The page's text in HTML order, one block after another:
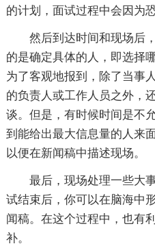
的计划，面试过程中会因为
然后到达时间和现场后
的是确定具体的人，即选择
为了客观地报到，除了当事
的负责人或工作人员之外，
谈。但是，有时候时间是不
到能给出最大信息量的人来
以便在新闻稿中描述现场。
最后，现场处理一些大
试结束后，你可以在脑海中
闻稿。在这个过程中，也有
补。